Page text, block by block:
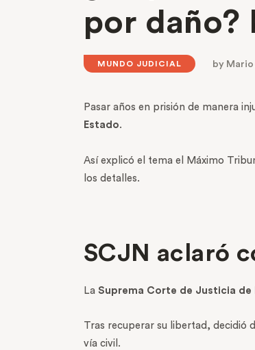
por daño?
MUNDO JUDICIAL by Mario
Pasar años en prisión de manera
Estado.
Así explicó el tema el Máximo
los detalles.
SCJN aclaró
La Suprema Corte de Justicia de
Tras recuperar su libertad, decidió
vía civil.